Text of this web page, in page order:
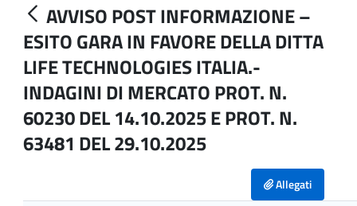
AVVISO POST INFORMAZIONE –
ESITO GARA IN FAVORE DELLA DITTA
LIFE TECHNOLOGIES ITALIA.-
INDAGINI DI MERCATO PROT. N.
60230 DEL 14.10.2025 E PROT. N.
63481 DEL 29.10.2025
Allegati